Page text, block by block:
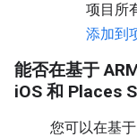
项目所
添加到
能否在基于
iOS 和 Places
您可以在基